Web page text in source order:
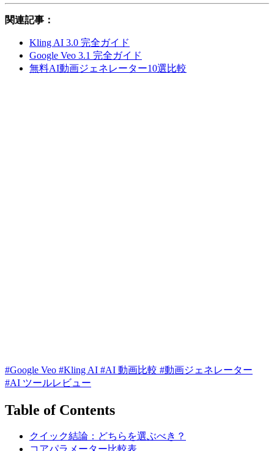
関連記事：
Kling AI 3.0 完全ガイド
Google Veo 3.1 完全ガイド
無料AI動画ジェネレーター10選比較
#Google Veo #Kling AI #AI 動画比較 #動画ジェネレーター
#AI ツールレビュー
Table of Contents
クイック結論：どちらを選ぶべき？